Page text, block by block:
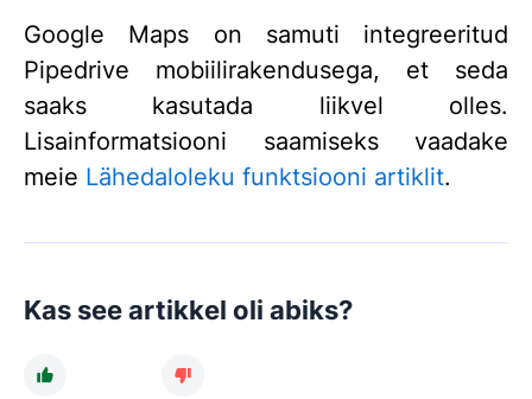
Google Maps on samuti integreeritud
Pipedrive mobiilirakendusega, et seda
saaks kasutada liikvel olles.
Lisainformatsiooni saamiseks vaadake
meie Lähedaloleku funktsiooni artiklit.
Kas see artikkel oli abiks?